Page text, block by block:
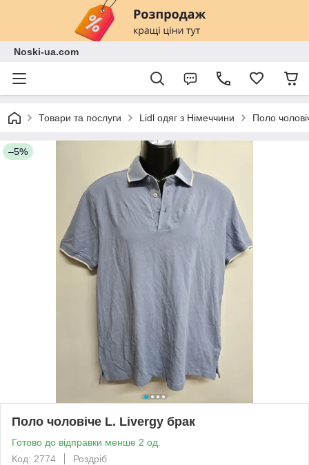
Noski-ua.com
Товари та послуги Lidl одяг з Німеччини Поло
–5%
Поло чоловіче L. Livergy брак
Готово до відправки менше 2 од.
Код: 2774
Роздріб